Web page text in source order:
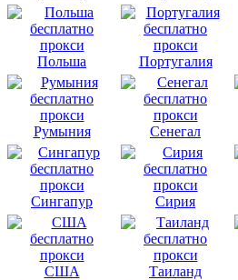
Польша Португалия
Румыния Сенегал
Сингапур Сирия
США Таиланд